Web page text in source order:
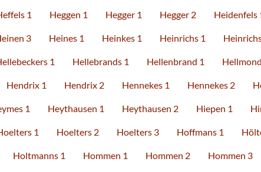
1 Heggen 1 Hegger 1 Hegger 2 Heidenfels
3 Heines 1 Heinkes 1 Heinrichs 1
1 Hellebrands 1 Hellenbrand 1
Hendrix 1 Hendrix 2 Hennekes 1 Hennekes 2
1 Heythausen 1 Heythausen 2 Hiepen 1
1 Hoelters 2 Hoelters 3 Hoffmans 1
Holtmanns 1 Hommen 1 Hommen 2 Hommen 3